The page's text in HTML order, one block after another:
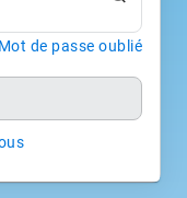
Mot de passe oublié